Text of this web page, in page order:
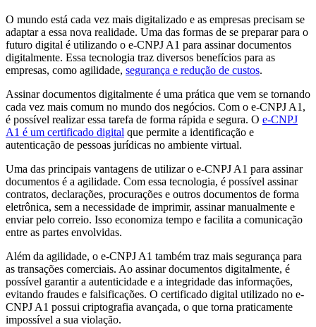
O mundo está cada vez mais digitalizado e as empresas precisam se
adaptar a essa nova realidade. Uma das formas de se preparar para o
futuro digital é utilizando o e-CNPJ A1 para assinar documentos
digitalmente. Essa tecnologia traz diversos benefícios para as
empresas, como agilidade, segurança e redução de custos.
Assinar documentos digitalmente é uma prática que vem se tornando
cada vez mais comum no mundo dos negócios. Com o e-CNPJ A1,
é possível realizar essa tarefa de forma rápida e segura. O e-CNPJ
A1 é um certificado digital que permite a identificação e
autenticação de pessoas jurídicas no ambiente virtual.
Uma das principais vantagens de utilizar o e-CNPJ A1 para assinar
documentos é a agilidade. Com essa tecnologia, é possível assinar
contratos, declarações, procurações e outros documentos de forma
eletrônica, sem a necessidade de imprimir, assinar manualmente e
enviar pelo correio. Isso economiza tempo e facilita a comunicação
entre as partes envolvidas.
Além da agilidade, o e-CNPJ A1 também traz mais segurança para
as transações comerciais. Ao assinar documentos digitalmente, é
possível garantir a autenticidade e a integridade das informações,
evitando fraudes e falsificações. O certificado digital utilizado no e-
CNPJ A1 possui criptografia avançada, o que torna praticamente
impossível a sua violação.